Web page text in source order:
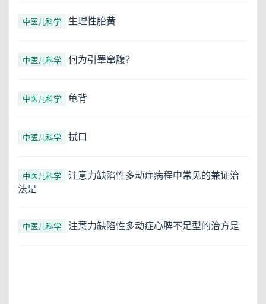
中医儿科学 生理性胎黄
中医儿科学 何为引睾窜腹？
中医儿科学 龟背
中医儿科学 拭口
中医儿科学
注意力缺陷性多动症病程中常见的兼证治
法是
中医儿科学 注意力缺陷性多动症心脾不足型的治方是